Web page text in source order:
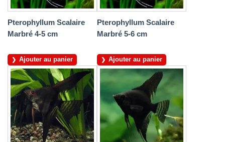
Pterophyllum Scalaire
Marbré 4-5 cm
Ajouter au panier
Pterophyllum Scalaire
Marbré 5-6 cm
Ajouter au panier